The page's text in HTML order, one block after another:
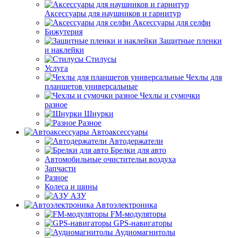
Аксессуары для наушников и гарнитур
Аксессуары для селфи
Бижутерия
Защитные пленки
и наклейки
Стилусы
Услуга
Чехлы для
планшетов универсальные
Чехлы и сумочки
разное
Шнурки
Разное
Автоаксессуары
Автодержатели
Брелки для авто
Автомобильные очистительи воздуха
Запчасти
Разное
Колеса и шины
АЗУ
Автоэлектроника
FM-модуляторы
GPS-навигаторы
Аудиомагнитолы